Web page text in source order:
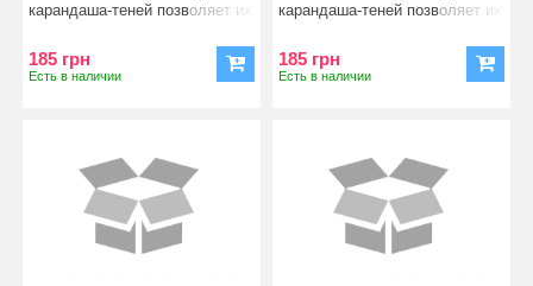
карандаша-теней позволяет их
185 грн
Есть в наличии
карандаша-теней позволяет их
185 грн
Есть в наличии